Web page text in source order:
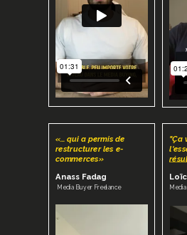
"Ça
«… qui a permis de
restructurer les e-
commerces»
Anass Fadag
Media Buyer Freelance